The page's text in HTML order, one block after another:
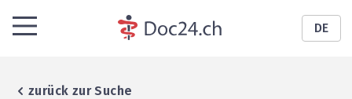
DE
zurück zur Suche